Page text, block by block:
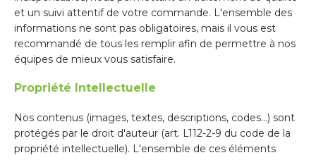
et un suivi attentif de votre commande. L'ensemble des
informations ne sont pas obligatoires, mais il vous est
recommandé de tous les remplir afin de permettre à nos
équipes de mieux vous satisfaire.
Propriété Intellectuelle
Nos contenus (images, textes, descriptions, codes…) sont
protégés par le droit d'auteur (art. L112-2-9 du code de la
propriété intellectuelle). L'ensemble de ces éléments